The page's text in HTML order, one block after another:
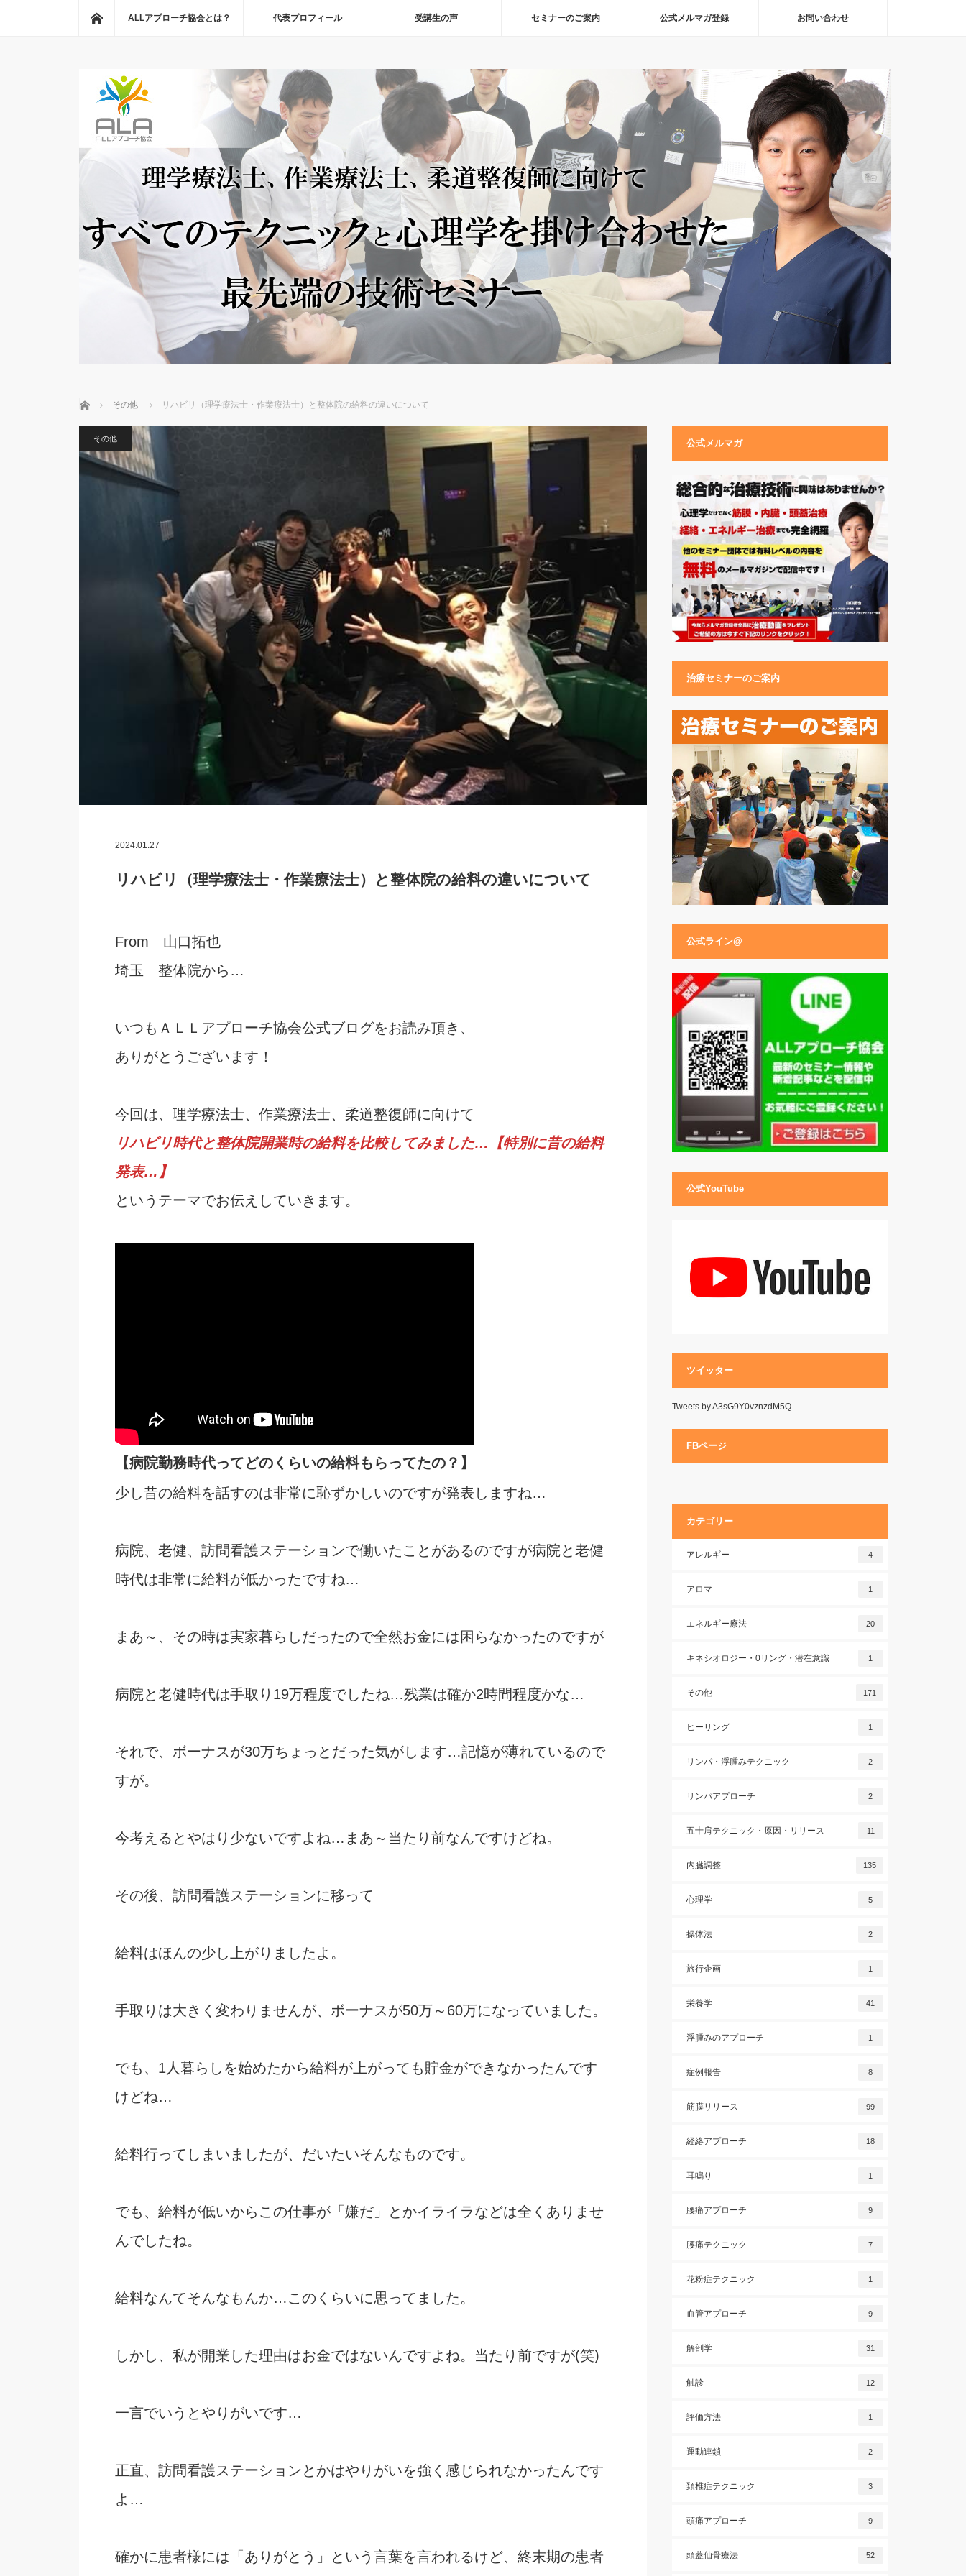
ホーム
ALLアプローチ協会とは？ 代表プロフィール 受講生の声 セミナーのご案内 公式メルマガ登録 お問い合わせ
ホーム その他 リハビリ（理学療法士・作業療法士）と整体院の給料の違いについて
その他
2024.01.27
リハビリ（理学療法士・作業療法士）と整体院の給料の違いについて
From 山口拓也
埼玉 整体院から…
いつもＡＬＬアプローチ協会公式ブログをお読み頂き、
ありがとうございます！
今回は、理学療法士、作業療法士、柔道整復師に向けて
リハビリ時代と整体院開業時の給料を比較してみました…【特別に昔の給料
発表…】
というテーマでお伝えしていきます。
【病院勤務時代ってどのくらいの給料もらってたの？】
少し昔の給料を話すのは非常に恥ずかしいのですが発表しますね…
病院、老健、訪問看護ステーションで働いたことがあるのですが病院と老健
時代は非常に給料が低かったですね…
まあ～、その時は実家暮らしだったので全然お金には困らなかったのですが
病院と老健時代は手取り19万程度でしたね…残業は確か2時間程度かな…
それで、ボーナスが30万ちょっとだった気がします…記憶が薄れているので
すが。
今考えるとやはり少ないですよね…まあ～当たり前なんですけどね。
その後、訪問看護ステーションに移って
給料はほんの少し上がりましたよ。
手取りは大きく変わりませんが、ボーナスが50万～60万になっていました。
でも、1人暮らしを始めたから給料が上がっても貯金ができなかったんです
けどね…
給料行ってしまいましたが、だいたいそんなものです。
でも、給料が低いからこの仕事が「嫌だ」とかイライラなどは全くありませ
んでしたね。
給料なんてそんなもんか…このくらいに思ってました。
しかし、私が開業した理由はお金ではないんですよね。当たり前ですが(笑)
一言でいうとやりがいです…
正直、訪問看護ステーションとかはやりがいを強く感じられなかったんです
よ…
確かに患者様には「ありがとう」という言葉を言われるけど、終末期の患者
公式メルマガ
治療セミナーのご案内
公式ライン@
公式YouTube
ツイッター
Tweets by A3sG9Y0vznzdM5Q
FBページ
カテゴリー
アレルギー 4
アロマ 1
エネルギー療法 20
キネシオロジー・0リング・潜在意識 1
その他 171
ヒーリング 1
リンパ・浮腫みテクニック 2
リンパアプローチ 2
五十肩テクニック・原因・リリース 11
内臓調整 135
心理学 5
操体法 2
旅行企画 1
栄養学 41
浮腫みのアプローチ 1
症例報告 8
筋膜リリース 99
経絡アプローチ 18
耳鳴り 1
腰痛アプローチ 9
腰痛テクニック 7
花粉症テクニック 1
血管アプローチ 9
解剖学 31
触診 12
評価方法 1
運動連鎖 2
頚椎症テクニック 3
頭痛アプローチ 9
頭蓋仙骨療法 52